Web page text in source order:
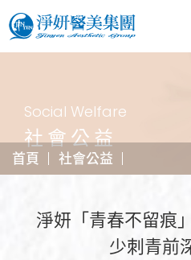
Social Welfare
社會公益
首頁 社會公益
淨妍「青春不留痕
少刺青前